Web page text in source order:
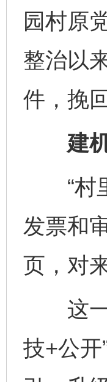
园村原
整治以
件，挽
建机
“村里
发票和
页，对
这一
技+公